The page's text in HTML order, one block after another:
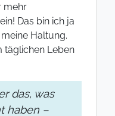
mehr
Das bin ich ja
Haltung.
täglichen Leben
das, was
haben –